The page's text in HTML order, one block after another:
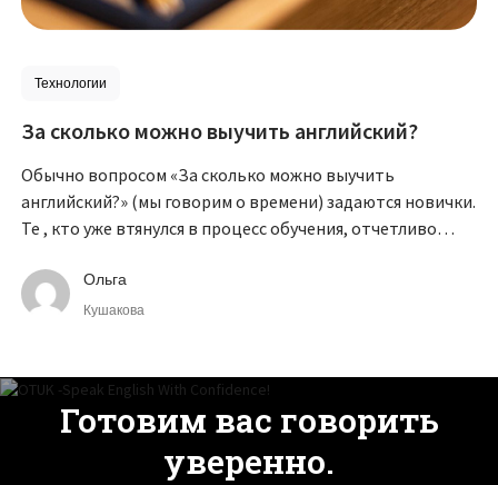
Технологии
За сколько можно выучить английский?
Обычно вопросом «За сколько можно выучить
английский?» (мы говорим о времени) задаются новички.
Те , кто уже втянулся в процесс обучения, отчетливо
жизнь.
Ольга
Кушакова
Готовим вас говорить
уверенно.